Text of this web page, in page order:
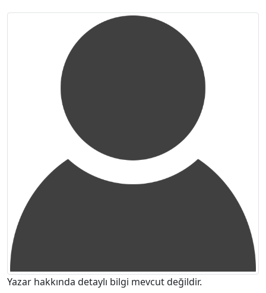
Yazar hakkında detaylı bilgi mevcut değildir.